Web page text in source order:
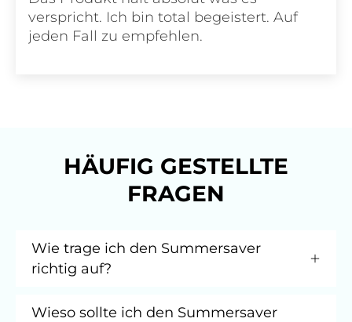
verspricht. Ich bin total begeistert. Auf
jeden Fall zu empfehlen.
HÄUFIG GESTELLTE
FRAGEN
Wie trage ich den Summersaver
richtig auf?
Wieso sollte ich den Summersaver